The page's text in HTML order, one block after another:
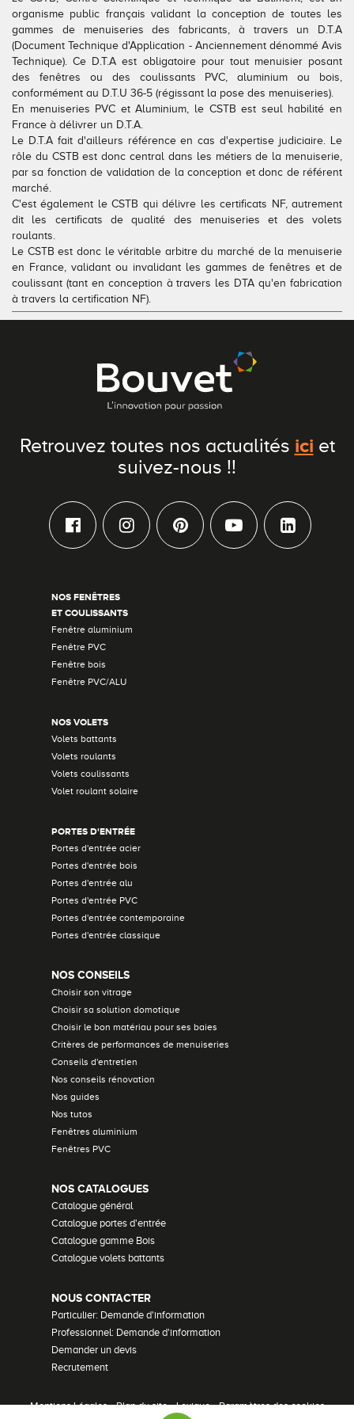
organisme public français validant la conception de toutes les
gammes de menuiseries des fabricants, à travers un D.T.A
(Document Technique d'Application - Anciennement dénommé Avis
Technique). Ce D.T.A est obligatoire pour tout menuisier posant
des fenêtres ou des coulissants PVC, aluminium ou bois,
conformément au D.T.U 36-5 (régissant la pose des menuiseries).
En menuiseries PVC et Aluminium, le CSTB est seul habilité en
France à délivrer un D.T.A.
Le D.T.A fait d'ailleurs référence en cas d'expertise judiciaire. Le
rôle du CSTB est donc central dans les métiers de la menuiserie,
par sa fonction de validation de la conception et donc de référent
marché.
C'est également le CSTB qui délivre les certificats NF, autrement
dit les certificats de qualité des menuiseries et des volets
roulants.
Le CSTB est donc le véritable arbitre du marché de la menuiserie
en France, validant ou invalidant les gammes de fenêtres et de
coulissant (tant en conception à travers les DTA qu'en fabrication
à travers la certification NF).
Retrouvez toutes nos actualités ici et
suivez-nous !!
NOS FENÊTRES
ET COULISSANTS
Fenêtre aluminium
Fenêtre PVC
Fenêtre bois
Fenêtre PVC/ALU
NOS VOLETS
Volets battants
Volets roulants
Volets coulissants
Volet roulant solaire
PORTES D'ENTRÉE
Portes d'entrée acier
Portes d'entrée bois
Portes d'entrée alu
Portes d'entrée PVC
Portes d'entrée contemporaine
Portes d'entrée classique
NOS CONSEILS
Choisir son vitrage
Choisir sa solution domotique
Choisir le bon matériau pour ses baies
Critères de performances de menuiseries
Conseils d'entretien
Nos conseils rénovation
Nos guides
Nos tutos
Fenêtres aluminium
Fenêtres PVC
NOS CATALOGUES
Catalogue général
Catalogue portes d'entrée
Catalogue gamme Bois
Catalogue volets battants
NOUS CONTACTER
Particulier: Demande d'information
Professionnel: Demande d'information
Demander un devis
Recrutement
Mentions Légales•Plan du site•Lexique•Paramètres des cookies
Conseils pour choisir
Demander un devis
Télécharger le catalogue
Tous nos accessoires volets roulants
Tous nos accessoires volets battants
Télécharger le catalogue
Classique
Accessoires
Conseils pour choisir
Demander un devis
Télécharger le catalogue